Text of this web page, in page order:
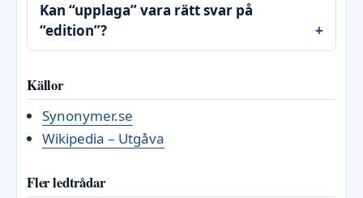
Kan “upplaga” vara rätt svar på
“edition”?
Källor
Synonymer.se
Wikipedia – Utgåva
Fler ledtrådar